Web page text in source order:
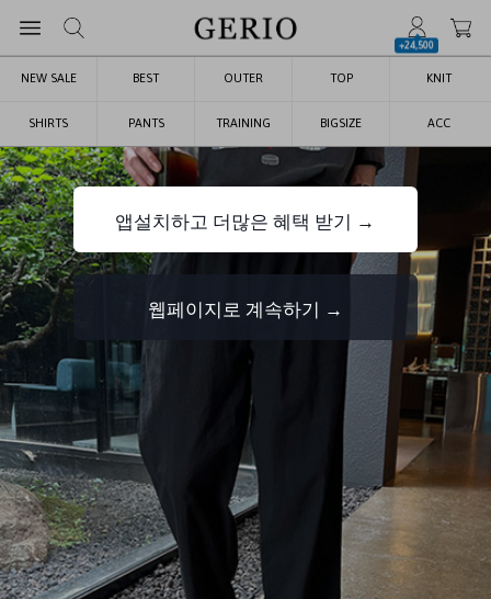
+24,500
NEW SALE BEST OUTER TOP KNIT
SHIRTS PANTS TRAINING BIGSIZE ACC
앱설치하고 더많은 혜택 받기 →
웹페이지로 계속하기 →